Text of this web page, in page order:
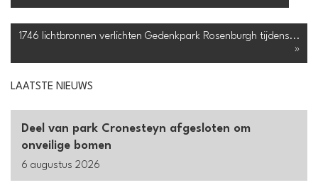
1746 lichtbronnen verlichten Gedenkpark Rosenburgh tijdens...
»
LAATSTE NIEUWS
Deel van park Cronesteyn afgesloten om
onveilige bomen
6 augustus 2026